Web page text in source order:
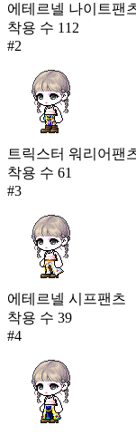
에테르넬 나이트팬
착용 수 112
#2
트릭스터 워리어팬
착용 수 61
#3
에테르넬 시프팬츠
착용 수 39
#4